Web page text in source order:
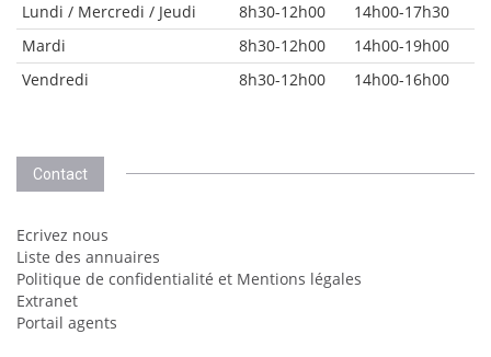
Lundi / Mercredi / Jeudi
8h30-12h00
14h00-17h30
Mardi
8h30-12h00
14h00-19h00
Vendredi
8h30-12h00 14h00-16h00
Contact
Ecrivez nous
Liste des annuaires
Politique de confidentialité et Mentions légales
Extranet
Portail agents